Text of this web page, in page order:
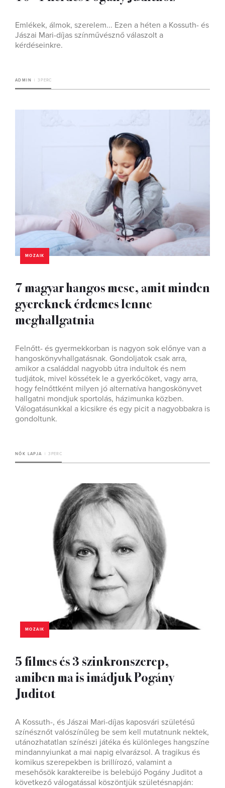
Emlékek, álmok, szerelem... Ezen a héten a Kossuth- és
Jászai Mari-díjas színművésznő válaszolt a
kérdéseinkre.
ADMIN 3 PERC
MOZAIK
7 magyar hangos mese, amit minden
gyereknek érdemes lenne
meghallgatnia
Felnőtt- és gyermekkorban is nagyon sok előnye van a
hangoskönyvhallgatásnak. Gondoljatok csak arra,
amikor a családdal nagyobb útra indultok és nem
tudjátok, mivel kössétek le a gyerkőcöket, vagy arra,
hogy felnőttként milyen jó alternatíva hangoskönyvet
hallgatni mondjuk sportolás, házimunka közben.
Válogatásunkkal a kicsikre és egy picit a nagyobbakra is
gondoltunk.
NŐK LAPJA 3 PERC
MOZAIK
5 filmes és 3 szinkronszerep,
amiben ma is imádjuk Pogány
Juditot
A Kossuth-, és Jászai Mari-díjas kaposvári születésű
színésznőt valószínűleg be sem kell mutatnunk nektek,
utánozhatatlan színészi játéka és különleges hangszíne
mindannyiunkat a mai napig elvarázsol. A tragikus és
komikus szerepekben is brillírozó, valamint a
mesehősök karaktereibe is belebújó Pogány Juditot a
következő válogatással köszöntjük születésnapján: